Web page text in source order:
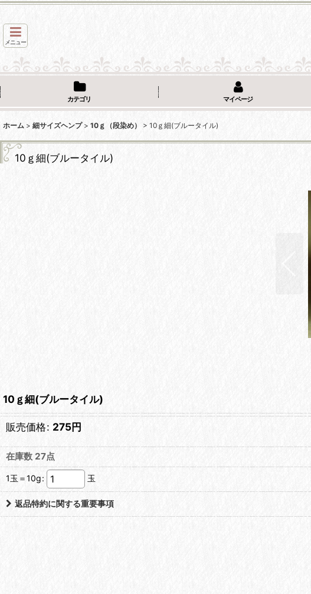
メニュー
カテゴリ マイページ
ホーム > 細サイズヘンプ > 10ｇ（段染め） > 10ｇ細(ブルータイル)
10ｇ細(ブルータイル)
10ｇ細(ブルータイル)
販売価格: 275円
在庫数 27点
1玉＝10g: 玉
返品特約に関する重要事項